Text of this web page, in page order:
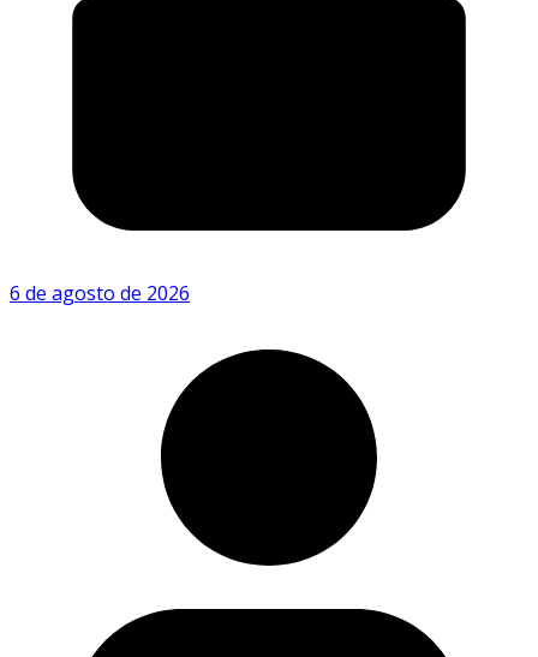
6 de agosto de 2026